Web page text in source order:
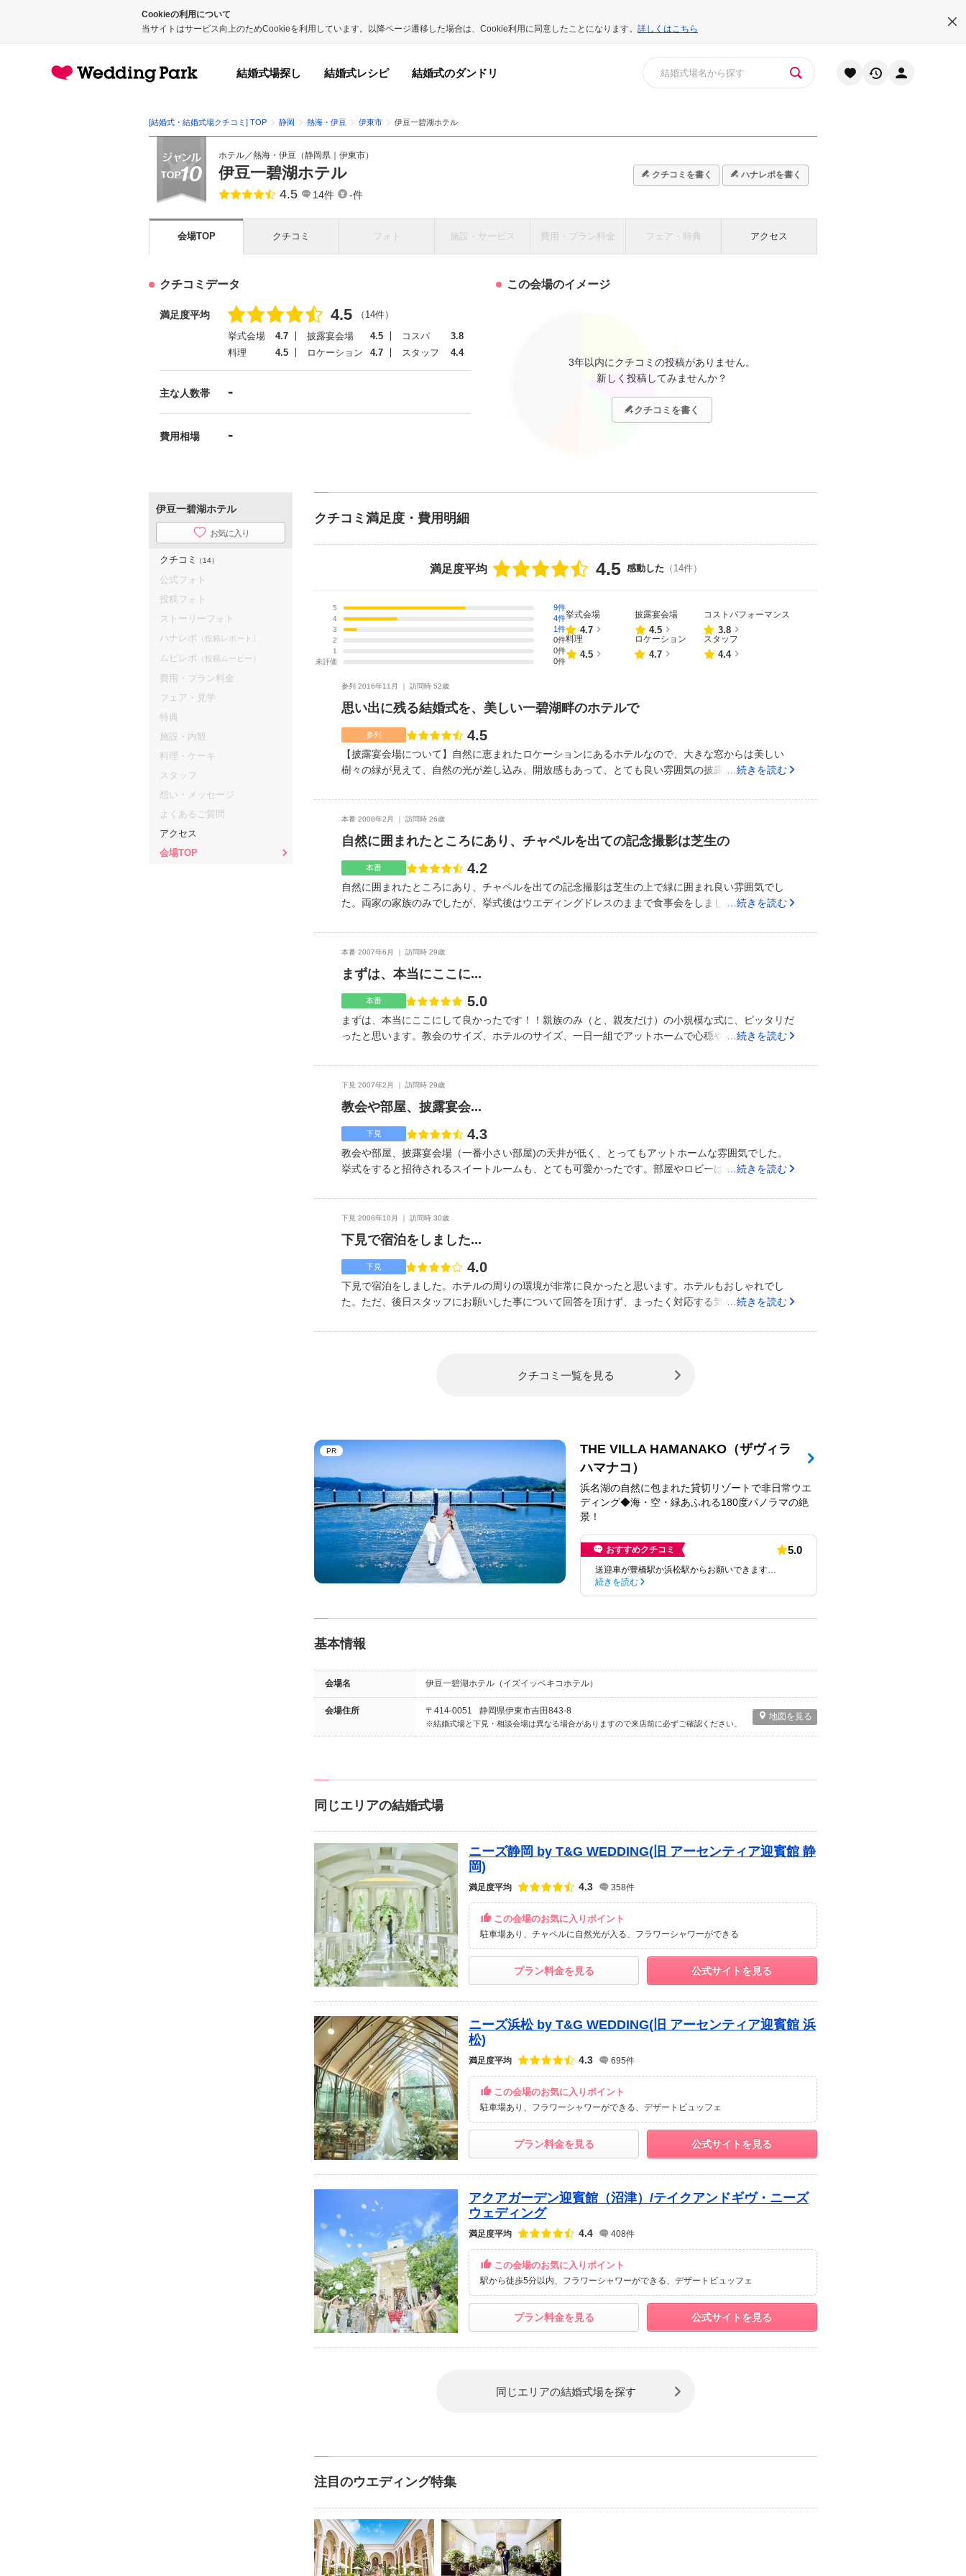
Cookieの利用について
当サイトはサービス向上のためCookieを利用しています。以降ページ遷移した場合は、Cookie利用に同意したことになります。 詳しくはこちら
結婚式場探し 結婚式レシピ 結婚式のダンドリ
[結婚式・結婚式場クチコミ] TOP 静岡 熱海・伊豆 伊東市 伊豆一碧湖ホテル
ホテル／熱海・伊豆 （静岡県 伊東市）
伊豆一碧湖ホテル
点数
4.5 14件 -件
クチコミを書く ハナレポを書く
会場TOP クチコミ フォト 施設・サービス 費用・プラン料金 フェア・特典 アクセス
クチコミデータ
満足度平均 点数
4.5
（14件）
挙式会場
4.7 披露宴会場 4.5 コスパ
3.8
料理
4.5 ロケーション 4.7 スタッフ 4.4
主な人数帯 -
費用相場 -
この会場のイメージ
3年以内にクチコミの投稿がありません。
新しく投稿してみませんか？
クチコミを書く
クチコミ満足度・費用明細
満足度平均 点数
4.5 感動した （14件）
5 9件
4 4件
3 1件
2 0件
1 0件
未評価 0件
挙式会場
点数
4.7
披露宴会場
点数
4.5
コストパフォーマンス
点数
3.8
料理
点数
4.5
ロケーション
点数
4.7
スタッフ
点数
4.4
参列 2016年11月 訪問時 52歳
思い出に残る結婚式を、美しい一碧湖畔のホテルで
参列 点数
4.5
【披露宴会場について】自然に恵まれたロケーションにあるホテルなので、大きな窓からは美しい
樹々の緑が見えて、自然の光が差し込み、開放感もあって、とても良い雰囲気の披露宴会場でした。
いと思います。ホテルなので、新郎新婦はもちろん、ご親族やご友人の方も宿泊できるので、利用さ
れた遠方のゲストの方も、とても快適に過ごすことができたと好評だったようです。ゲストのテーブ
ルの卓上花が、とてもセンスがよいきれいなお花で、披露宴会場の全体の雰囲気を上品で、みんなを
幸せにしてくれるような空間を作り出していたように思いました。【料理について】フレンチでした
が、伊豆の新鮮な食材を使った魚介類や、サラダなど、食べやすい味付けで、とても美味しくいただ
きました。デザートも美味しかったです。またお食事でレストランの利用をしたいと思いました。
【ロケーション（立地、交通アクセス）について】JR伊東線の伊東駅からは、バス、またはタクシー
（約30分）伊豆急線川奈駅から、タクシーで約10分【この式場のおすすめポイント】フェイシャルエ
…続きを読む
本番 2008年2月 訪問時 26歳
自然に囲まれたところにあり、チャペルを出ての記念撮影は芝生の
本番 点数
4.2
自然に囲まれたところにあり、チャペルを出ての記念撮影は芝生の上で緑に囲まれ良い雰囲気でし
た。両家の家族のみでしたが、挙式後はウエディングドレスのままで食事会をしました。フランス料
喜んでもらえたようです。引き出物はホテル近くにある系列の美術館のお土産物屋さんで選びました
が、お洒落な輸入品も色々あり、選ぶのも楽しかったです。前日ｏｒ後泊を選択でき、前日泊しまし
たが、一碧湖周辺を散歩でき、前日には散歩をしたり、美術館を見たりできました。家族のみや親し
い友人のみ等、少人数向けです。
…続きを読む
本番 2007年6月 訪問時 29歳
まずは、本当にここに...
本番 点数
5.0
まずは、本当にここにして良かったです！！親族のみ（と、親友だけ）の小規模な式に、ピッタリだ
ったと思います。教会のサイズ、ホテルのサイズ、一日一組でアットホームで心穏やかにできまし
部屋のサシェなどが女性に喜ばれ、プールもあるので、お子様連れの家族にも、楽しんでもらえたよ
うです。お料理もおいしかったです。（下見で試食もできます）翌年にスイートルームに招待される
のが、本当に楽しみです。国内リゾートで探している方に、アットホームで探している方に、貸切の
ように穏やかに挙げたい方に、お薦めしたいです！！イメージは、♪森の小さな教会で、結婚式を挙
げました♪です。
…続きを読む
下見 2007年2月 訪問時 29歳
教会や部屋、披露宴会...
下見 点数
4.3
教会や部屋、披露宴会場（一番小さい部屋)の天井が低く、とってもアットホームな雰囲気でした。
挙式をすると招待されるスイートルームも、とても可愛かったです。部屋やロビーはアロマの香りで
寂しい感じがしましたが、去年の1年を通した教会周りの写真（1週間毎くらい）を見せてもらえたの
で、安心しました。リゾートで探していたので、ゲストの宿泊は必須でした。ここなら1日1組なの
で、スケジュールも融通が利くし、ゆっくりしてもらえそうなので決めました。少し少なめの人数
で、と考えている方にはとてもおススメだと思います。<アドバイス>写真は3割り増し！を実感しま
した。特に10年くらい建っている所は、実際に見に行った方が本当にいいです。
…続きを読む
下見 2006年10月 訪問時 30歳
下見で宿泊をしました...
下見 点数
4.0
下見で宿泊をしました。ホテルの周りの環境が非常に良かったと思います。ホテルもおしゃれでし
た。ただ、後日スタッフにお願いした事について回答を頂けず、まったく対応する気がないようでし
…続きを読む
クチコミ一覧を見る
PR
THE VILLA HAMANAKO（ザヴィラ
ハマナコ）
浜名湖の自然に包まれた貸切リゾートで非日常ウエ
ディング◆海・空・緑あふれる180度パノラマの絶
景！
おすすめクチコミ 5.0
送迎車が豊橋駅か浜松駅からお願いできます…
続きを読む
基本情報
会場名 伊豆一碧湖ホテル（イズイッペキコホテル）
会場住所 〒414-0051 静岡県伊東市吉田843-8
結婚式場と下見・相談会場は異なる場合がありますので来店前に必ずご確認ください。
地図を見る
同じエリアの結婚式場
ニーズ静岡 by T&G WEDDING(旧 アーセンティア迎賓館 静
岡)
満足度平均 点数
4.3 358件
この会場のお気に入りポイント
駐車場あり チャペルに自然光が入る フラワーシャワーができる
プラン料金を見る 公式サイトを見る
ニーズ浜松 by T&G WEDDING(旧 アーセンティア迎賓館 浜
松)
満足度平均 点数
4.3 695件
この会場のお気に入りポイント
駐車場あり フラワーシャワーができる デザートビュッフェ
プラン料金を見る 公式サイトを見る
アクアガーデン迎賓館（沼津）/テイクアンドギヴ・ニーズ
ウェディング
満足度平均 点数
4.4 408件
この会場のお気に入りポイント
駅から徒歩5分以内 フラワーシャワーができる デザートビュッフェ
プラン料金を見る 公式サイトを見る
同じエリアの結婚式場を探す
注目のウエディング特集
伊豆一碧湖ホテル
お気に入り
クチコミ （14）
公式フォト
投稿フォト
ストーリーフォト
ハナレポ （投稿レポート）
ムビレポ （投稿ムービー）
費用・プラン料金
フェア・見学
特典
施設・内観
料理・ケーキ
スタッフ
想い・メッセージ
よくあるご質問
アクセス
会場TOP